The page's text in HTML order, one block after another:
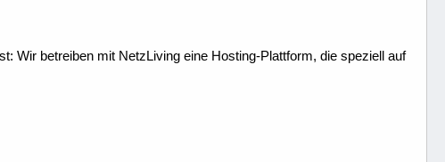
Wir betreiben mit NetzLiving eine Hosting-Plattform, die speziell auf